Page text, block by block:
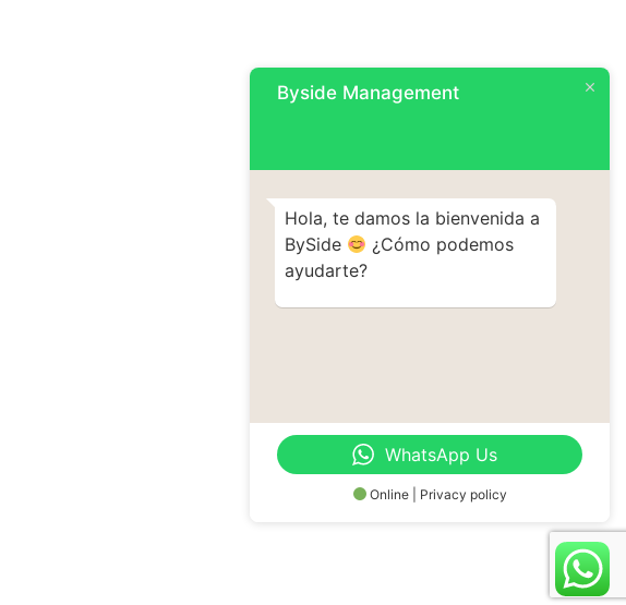
Byside Management
Hola, te damos la bienvenida a
BySide
¿Cómo podemos
ayudarte?
WhatsApp Us
Online | Privacy policy